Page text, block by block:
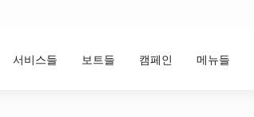
서비스들 보트들 캠페인 메뉴들